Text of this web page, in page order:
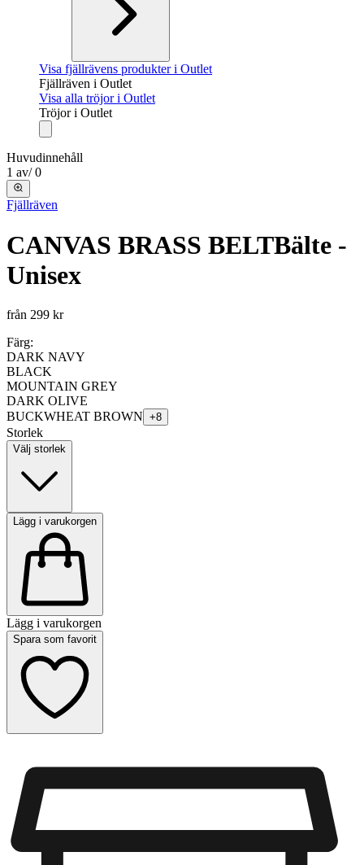
Visa fjällrävens produkter i Outlet
Fjällräven i Outlet
Visa alla tröjor i Outlet
Tröjor i Outlet
Huvudinnehåll
1 av/ 0
Fjällräven
CANVAS BRASS BELTBälte -
Unisex
från 299 kr
Färg:
DARK NAVY
BLACK
MOUNTAIN GREY
DARK OLIVE
BUCKWHEAT BROWN +8
Storlek
Välj storlek
Lägg i varukorgen
Lägg i varukorgen
Spara som favorit